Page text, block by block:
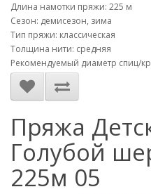
Длина намотки пряжи: 225 м
Сезон: демисезон, зима
Тип пряжи: классическая
Толщина нити: средняя
Рекомендуемый диаметр спиц/
Пряжа
Голубой
225м 05